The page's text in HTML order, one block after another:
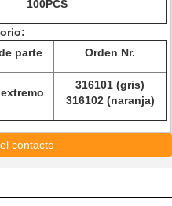
100PCS
parte Orden Nr.
316101 (gris)
316102 (naranja)
contacto